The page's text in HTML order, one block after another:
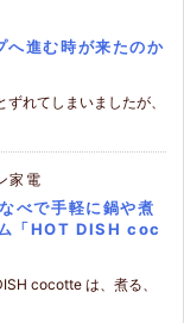
へ進む時が来たのか
れてしまいましたが、
家電
べで手軽に鍋や煮
「HOT DISH coc
cocotte は、煮る、